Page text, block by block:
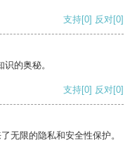
支持[0] 反对[0]
的奥秘。
支持[0] 反对[0]
无限的隐私和安全性保护。